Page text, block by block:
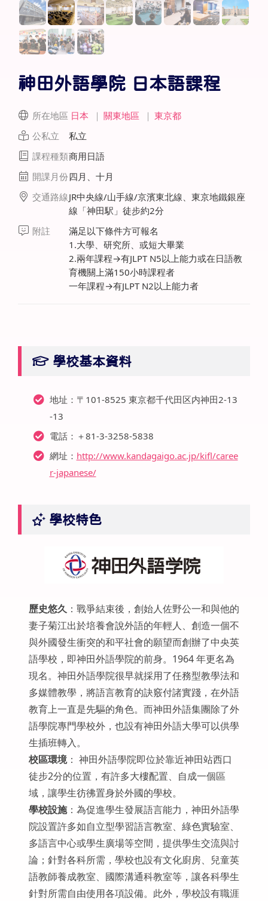
神田外語學院 日本語課程
所在地區 日本 ｜ 關東地區 ｜ 東京都
公私立
私立
課程種類商用日語
開課月份四月、十月
交通路線JR中央線/山手線/京濱東北線、東京地鐵銀座
線「神田駅」徒步約2分
附註
滿足以下條件方可報名
1.大學、研究所、或短大畢業
2.兩年課程→有JLPT N5以上能力或在日語教
育機關上滿150小時課程者
一年課程→有JLPT N2以上能力者
學校基本資料
地址：〒101-8525 東京都千代田区内神田2-13
-13
電話：＋81-3-3258-5838
網址： http://www.kandagaigo.ac.jp/kifl/caree
r-japanese/
學校特色
歷史悠久：戰爭結束後，創始人佐野公一和與他的
妻子菊江出於培養會說外語的年輕人、創造一個不
與外國發生衝突的和平社會的願望而創辦了中央英
語學校，即神田外語學院的前身。1964 年更名為
現名。神田外語學院很早就採用了任務型教學法和
多媒體教學，將語言教育的訣竅付諸實踐，在外語
教育上一直是先驅的角色。而神田外語集團除了外
語學院專門學校外，也設有神田外語大學可以供學
生插班轉入。
校區環境： 神田外語學院即位於靠近神田站西口
徒步2分的位置，有許多大樓配置、自成一個區
域，讓學生彷彿置身於外國的學校。
學校設施：為促進學生發展語言能力，神田外語學
院設置許多如自立型學習語言教室、綠色實驗室、
多語言中心或學生廣場等空間，提供學生交流與討
論；針對各科所需，學校也設有文化廚房、兒童英
語教師養成教室、國際溝通科教室等，讓各科學生
針對所需自由使用各項設備。此外，學校設有職涯